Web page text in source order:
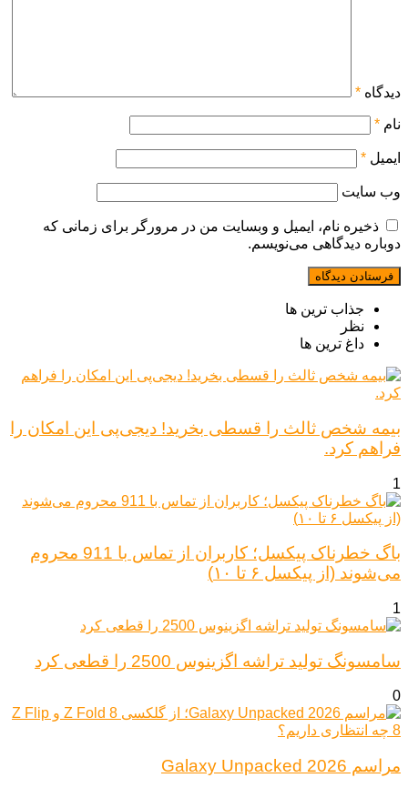
دیدگاه *
نام *
ایمیل *
وب‌ سایت
ذخیره نام، ایمیل و وبسایت من در مرورگر برای زمانی که
دوباره دیدگاهی می‌نویسم.
جذاب ترین ها
نظر
داغ ترین ها
بیمه شخص ثالث را قسطی بخرید! دیجی‌پی این امکان را
فراهم کرد.
1
باگ خطرناک پیکسل؛ کاربران از تماس با 911 محروم
می‌شوند (از پیکسل ۶ تا ۱۰)
1
سامسونگ تولید تراشه اگزینوس 2500 را قطعی کرد
0
مراسم Galaxy Unpacked 2026